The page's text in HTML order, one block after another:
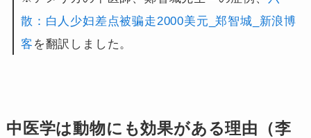
散：白人少妇差点被骗走2000美元_郑智城_新浪博
客 を翻訳しました。
中医学は動物にも効果がある理由（李